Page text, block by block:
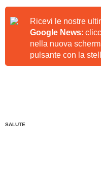
Ricevi le nostre
Google News:
nella nuova
pulsante con la
SALUTE